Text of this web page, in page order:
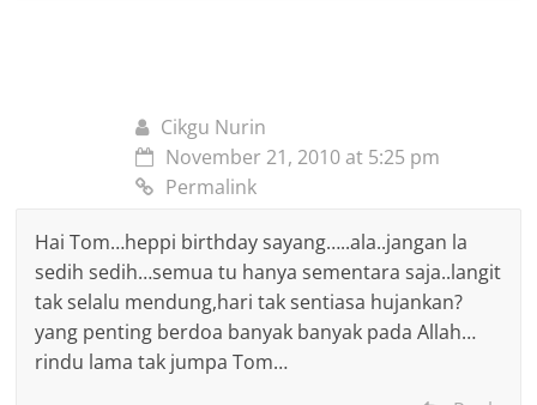
Cikgu Nurin
November 21, 2010 at 5:25 pm
Permalink
Hai Tom…heppi birthday sayang…..ala..jangan la
sedih sedih…semua tu hanya sementara saja..langit
tak selalu mendung,hari tak sentiasa hujankan?
yang penting berdoa banyak banyak pada Allah…
rindu lama tak jumpa Tom…